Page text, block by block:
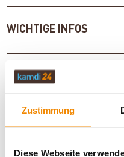
Zustimmung
Diese Webseite
WICHTIGE INFOS
Artikeldatenblatt
Dieses Produkt finden Sie
bis 9 kW|Kaminofen Beige